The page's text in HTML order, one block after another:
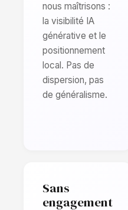
nous maîtrisons :
la visibilité IA
générative et le
positionnement
local. Pas de
dispersion, pas
de généralisme.
Sans
engagement